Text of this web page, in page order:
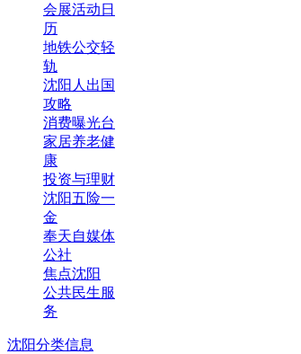
会展活动日
历
地铁公交轻
轨
沈阳人出国
攻略
消费曝光台
家居养老健
康
投资与理财
沈阳五险一
金
奉天自媒体
公社
焦点沈阳
公共民生服
务
沈阳分类信息